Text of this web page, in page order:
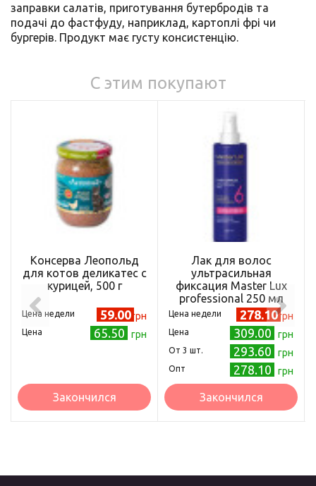
заправки салатів, приготування бутербродів та
подачі до фастфуду, наприклад, картоплі фрі чи
бургерів. Продукт має густу консистенцію.
С этим покупают
Консерва Леопольд
для котов деликатес с
курицей, 500 г
Цена недели 59.00 грн
Цена 65.50 грн
Закончился
Лак для волос
ультрасильная
фиксация Master Luх
professional 250 мл
Цена недели 278.10грн
Цена 309.00 грн
Oт 3 шт. 293.60 грн
Опт 278.10 грн
Закончился